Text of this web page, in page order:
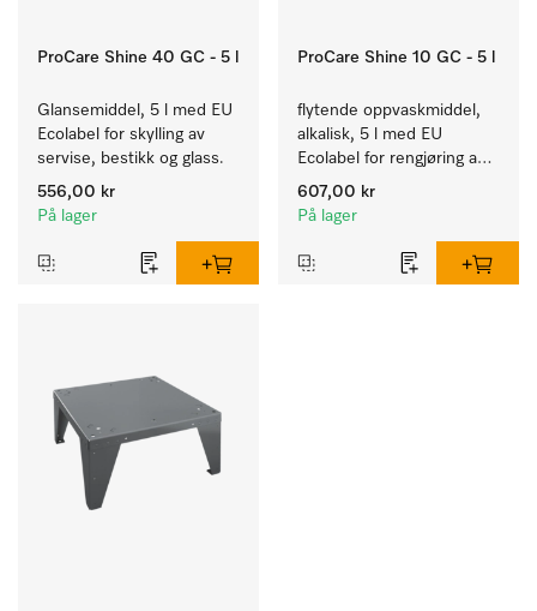
ProCare Shine 40 GC - 5 l
Glansemiddel, 5 l med EU
Ecolabel for skylling av
servise, bestikk og glass.
556,00 kr
På lager
ProCare Shine 10 GC - 5 l
flytende oppvaskmiddel,
alkalisk, 5 l med EU
Ecolabel for rengjøring av
daglig smuss på servise,
bestikk og glass.
607,00 kr
På lager